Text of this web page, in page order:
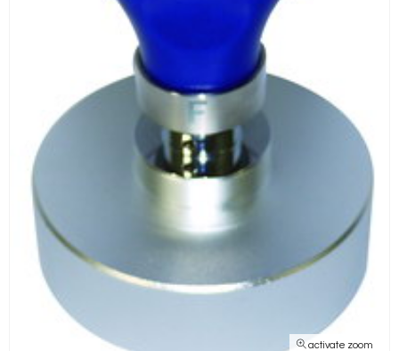
activate zoom